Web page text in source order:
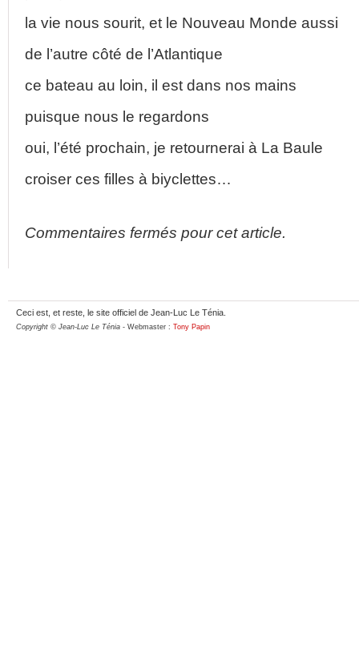
la vie nous sourit, et le Nouveau Monde aussi
de l’autre côté de l’Atlantique
ce bateau au loin, il est dans nos mains
puisque nous le regardons
oui, l’été prochain, je retournerai à La Baule
croiser ces filles à biyclettes…
Commentaires fermés pour cet article.
Ceci est, et reste, le site officiel de Jean-Luc Le Ténia.
Copyright © Jean-Luc Le Ténia - Webmaster : Tony Papin